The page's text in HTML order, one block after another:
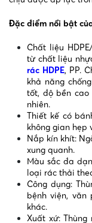
Đặc điểm nổi bật
Chất liệu
từ chất liệu
rác HDPE, PP.
khả năng
tốt, độ bền
nhiên.
Thiết kế có
không gian hẹp
Nắp kín khít:
xung quanh.
Màu sắc đa
loại rác thải
Công dụng:
bệnh viện, văn
khác.
Xuất xứ: